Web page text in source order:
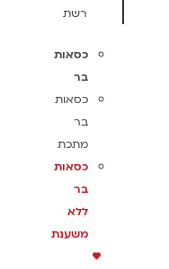
רשת
כסאות
בר
כסאות
בר
מתכת
כסאות
בר
ללא
משענת